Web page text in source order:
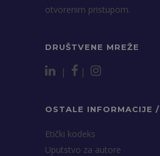
otvorenim pristupom.
DRUŠTVENE MREŽE
| |
OSTALE INFORMACIJE /
Etički kodeks
Uputstvo za autore